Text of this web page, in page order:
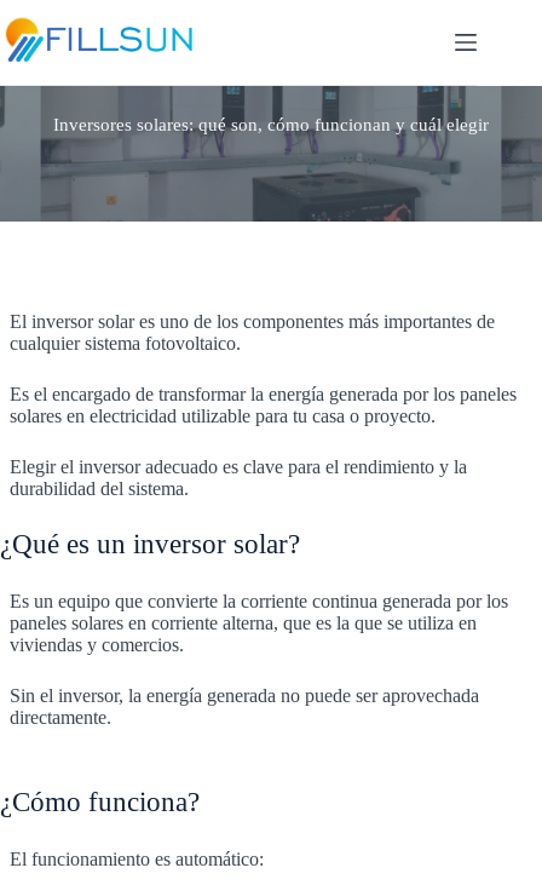
to
content
Inversores solares: qué son, cómo funcionan y cuál elegir
El inversor solar es uno de los componentes más importantes de
cualquier sistema fotovoltaico.
Es el encargado de transformar la energía generada por los paneles
solares en electricidad utilizable para tu casa o proyecto.
Elegir el inversor adecuado es clave para el rendimiento y la
durabilidad del sistema.
¿Qué es un inversor solar?
Es un equipo que convierte la corriente continua generada por los
paneles solares en corriente alterna, que es la que se utiliza en
viviendas y comercios.
Sin el inversor, la energía generada no puede ser aprovechada
directamente.
¿Cómo funciona?
El funcionamiento es automático: